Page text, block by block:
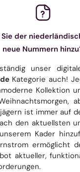
der
neue Nummern
unser
Kategorie auch!
Kollektion
ist immer auf
den aktuellsten
Kader
ermöglicht
aktueller,